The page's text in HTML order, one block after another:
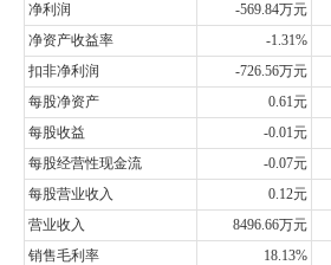
净利润
-569.84万元
净资产收益率
-1.31%
扣非净利润
-726.56万元
每股净资产
0.61元
每股收益
-0.01元
每股经营性现金流
-0.07元
每股营业收入
0.12元
营业收入
8496.66万元
销售毛利率
18.13%